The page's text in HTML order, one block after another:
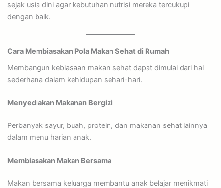
sejak usia dini agar kebutuhan nutrisi mereka tercukupi
dengan baik.
Cara Membiasakan Pola Makan Sehat di Rumah
Membangun kebiasaan makan sehat dapat dimulai dari hal
sederhana dalam kehidupan sehari-hari.
Menyediakan Makanan Bergizi
Perbanyak sayur, buah, protein, dan makanan sehat lainnya
dalam menu harian anak.
Membiasakan Makan Bersama
Makan bersama keluarga membantu anak belajar menikmati